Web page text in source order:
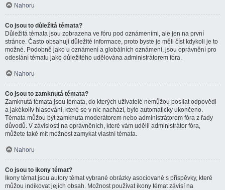
Nahoru
Co jsou to důležitá témata?
Důležitá témata jsou zobrazena ve fóru pod oznámeními, ale jen na první
stránce. Často obsahují důležité informace, proto byste je měli číst kdykoli je to
možné. Podobně jako u oznámení a globálních oznámení, jsou oprávnění pro
odeslání tématu jako důležitého udělována administrátorem fóra.
Nahoru
Co jsou to zamknutá témata?
Zamknutá témata jsou témata, do kterých uživatelé nemůžou posílat odpovědi
a jakékoliv hlasování, které se v nic nachází, bylo automaticky ukončeno.
Témata můžou být zamknuta moderátorem nebo administrátorem fóra z řady
důvodů. V závislosti na oprávněních, které vám udělil administrátor fóra,
můžete také mít možnost zamykat vlastní témata.
Nahoru
Co jsou to ikony témat?
Ikony témat jsou autory témat vybrané obrázky asociované s příspěvky, které
můžou indikovat jejich obsah. Možnost používat ikony témat závisí na